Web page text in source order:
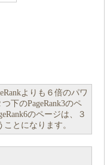
よりも６倍のパワ
下のPageRank3のペ
のページは、３
とになります。